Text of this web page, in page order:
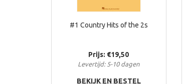
#1 Country Hits of the 2s
Prijs: €19,50
Levertijd: 5-10 dagen
BEKIJK EN BESTEL